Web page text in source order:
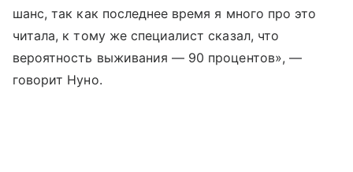
шанс, так как последнее время я много про это
читала, к тому же специалист сказал, что
вероятность выживания — 90 процентов», —
говорит Нуно.